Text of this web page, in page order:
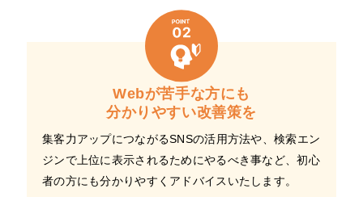
Webが苦手な方にも
分かりやすい改善策を
集客力アップにつながるSNSの活用方法や、検索エン
ジンで上位に表示されるためにやるべき事など、初心
者の方にも分かりやすくアドバイスいたします。